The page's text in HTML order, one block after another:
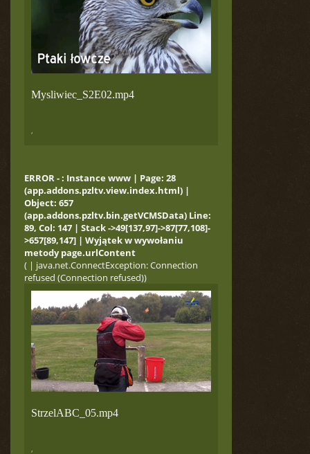
Mysliwiec_S2E02.mp4
,
ERROR - : Instance www | Page: 28
(app.addons.pzltv.view.index.html) |
Object: 657
(app.addons.pzltv.bin.getVCMSData) Line:
89, Col: 147 | Stack ->49[137,97]->87[77,108]-
>657[89,147] | Wyjątek w wywołaniu
metody page.urlContent
( | java.net.ConnectException: Connection
refused (Connection refused))
StrzelABC_05.mp4
,